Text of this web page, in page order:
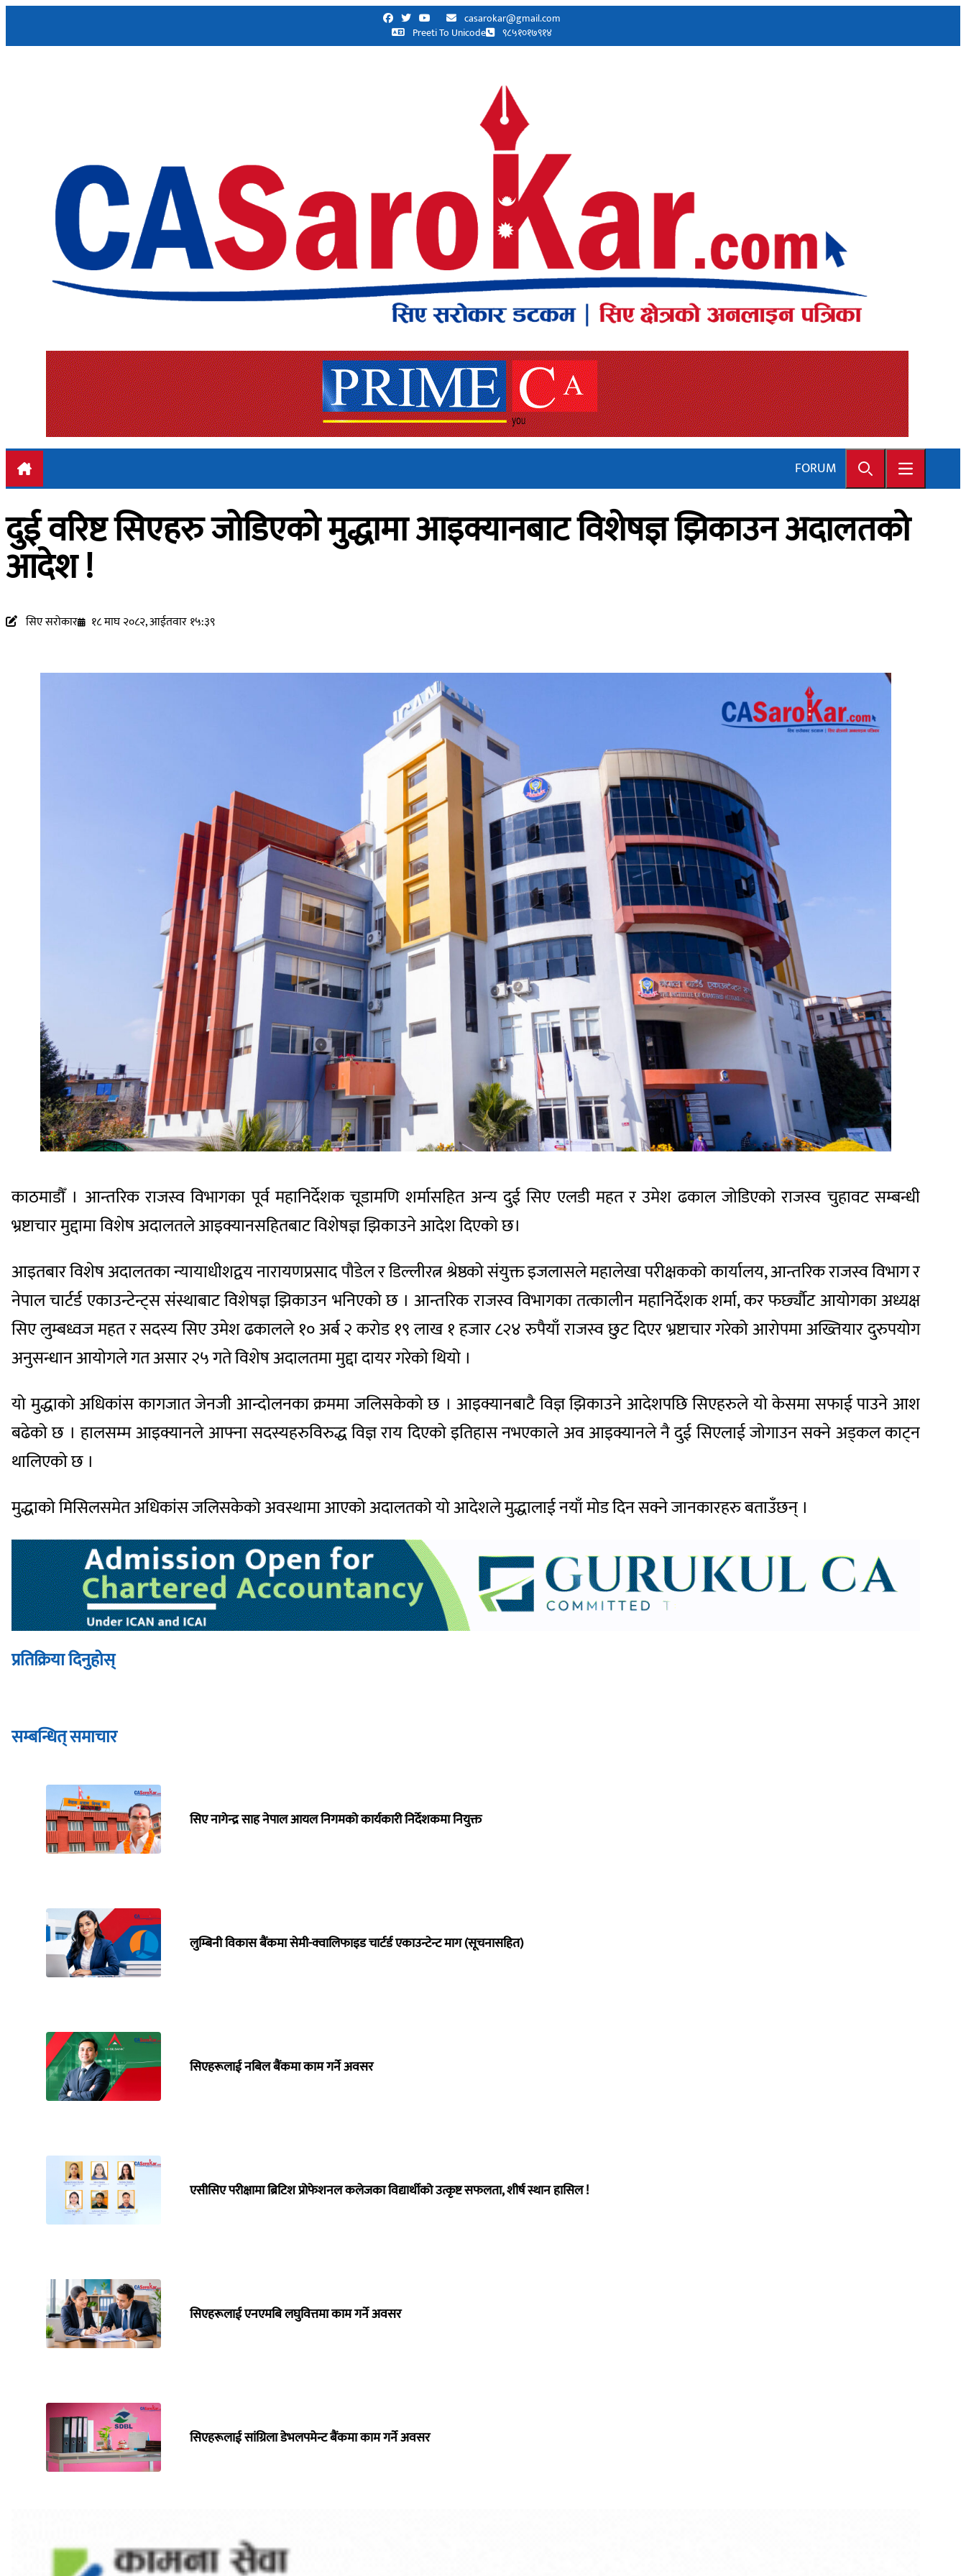
casarokar@gmail.com
Preeti To Unicode
९८५१०१७९१४
FORUM Search Open main
दुई वरिष्ट सिएहरु जोडिएको मुद्धामा आइक्यानबाट विशेषज्ञ झिकाउन अदालतको
आदेश !
सिए सरोकार १८ माघ २०८२, आईतवार १५:३९
काठमाडौँ । आन्तरिक राजस्व विभागका पूर्व महानिर्देशक चूडामणि शर्मासहित अन्य दुई सिए एलडी महत र उमेश ढकाल जोडिएको राजस्व चुहावट सम्बन्धी
भ्रष्टाचार मुद्दामा विशेष अदालतले आइक्यानसहितबाट विशेषज्ञ झिकाउने आदेश दिएको छ।
आइतबार विशेष अदालतका न्यायाधीशद्वय नारायणप्रसाद पौडेल र डिल्लीरत्न श्रेष्ठको संयुक्त इजलासले महालेखा परीक्षकको कार्यालय, आन्तरिक राजस्व विभाग र
नेपाल चार्टर्ड एकाउन्टेन्ट्स संस्थाबाट विशेषज्ञ झिकाउन भनिएको छ । आन्तरिक राजस्व विभागका तत्कालीन महानिर्देशक शर्मा, कर फर्छ्यौट आयोगका अध्यक्ष
सिए लुम्बध्वज महत र सदस्य सिए उमेश ढकालले १० अर्ब २ करोड १९ लाख १ हजार ८२४ रुपैयाँ राजस्व छुट दिएर भ्रष्टाचार गरेको आरोपमा अख्तियार दुरुपयोग
अनुसन्धान आयोगले गत असार २५ गते विशेष अदालतमा मुद्दा दायर गरेको थियो ।
यो मुद्धाको अधिकांस कागजात जेनजी आन्दोलनका क्रममा जलिसकेको छ । आइक्यानबाटै विज्ञ झिकाउने आदेशपछि सिएहरुले यो केसमा सफाई पाउने आश
बढेको छ । हालसम्म आइक्यानले आफ्ना सदस्यहरुविरुद्ध विज्ञ राय दिएको इतिहास नभएकाले अव आइक्यानले नै दुई सिएलाई जोगाउन सक्ने अड्कल काट्न
थालिएको छ ।
मुद्धाको मिसिलसमेत अधिकांस जलिसकेको अवस्थामा आएको अदालतको यो आदेशले मुद्धालाई नयाँ मोड दिन सक्ने जानकारहरु बताउँछन् ।
प्रतिक्रिया दिनुहोस्
सम्बन्धित् समाचार
सिए नागेन्द्र साह नेपाल आयल निगमको कार्यकारी निर्देशकमा नियुक्त
लुम्बिनी विकास बैंकमा सेमी-क्वालिफाइड चार्टर्ड एकाउन्टेन्ट माग (सूचनासहित)
सिएहरूलाई नबिल बैंकमा काम गर्ने अवसर
एसीसिए परीक्षामा ब्रिटिश प्रोफेशनल कलेजका विद्यार्थीको उत्कृष्ट सफलता, शीर्ष स्थान हासिल !
सिएहरूलाई एनएमबि लघुवित्तमा काम गर्ने अवसर
सिएहरूलाई सांग्रिला डेभलपमेन्ट बैंकमा काम गर्ने अवसर